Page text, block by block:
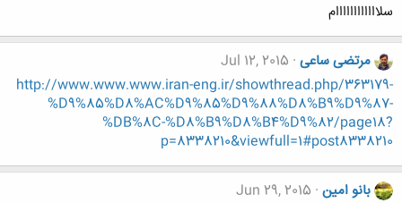
سلاااااااااااام
مرتضی ساعی Jul 12, 2015
http://www.www.www.iran-eng.ir/showthread.php/363179-
%D9%85%D8%AC%D9%85%D9%88%D8%B9%D9%87-
%DB%8C-%D8%B9%D8%B4%D9%82/page18?
p=8338210&viewfull=1#post8338210
بانو امین Jun 29, 2015